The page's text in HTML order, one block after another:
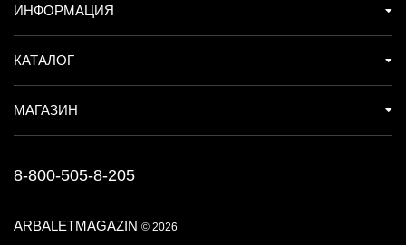
ARBALETMAGAZIN © 2026
ИНФОРМАЦИЯ
КАТАЛОГ
МАГАЗИН
8-800-505-8-205